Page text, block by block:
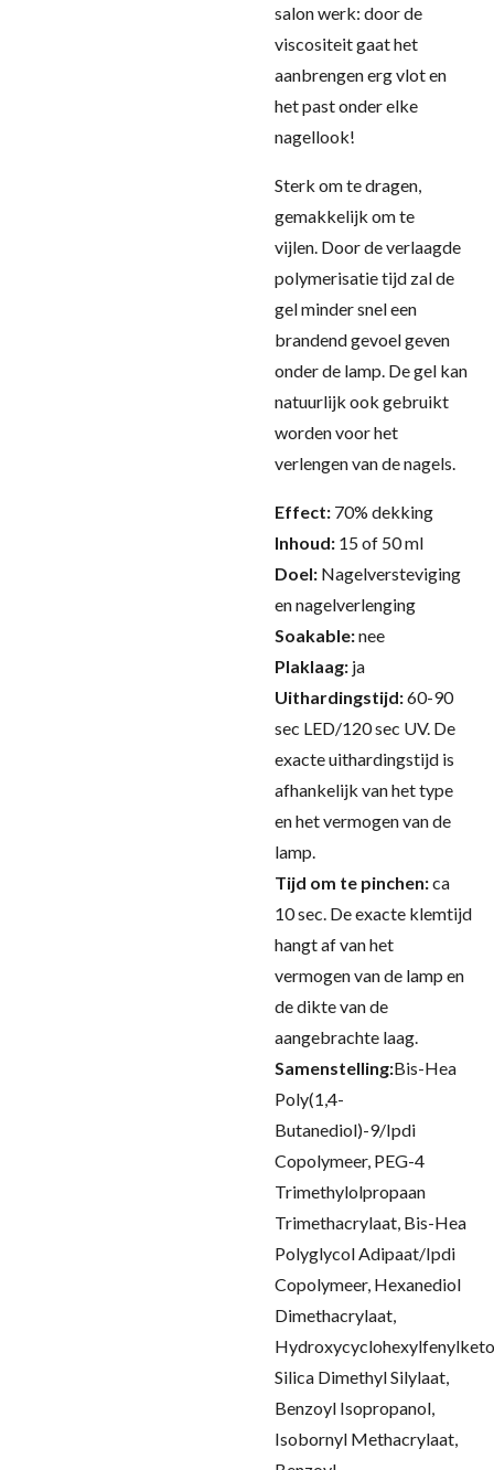
salon werk: door de
viscositeit gaat het
aanbrengen erg vlot en
het past onder elke
nagellook!
Sterk om te dragen,
gemakkelijk om te
vijlen. Door de verlaagde
polymerisatie tijd zal de
gel minder snel een
brandend gevoel geven
onder de lamp. De gel kan
natuurlijk ook gebruikt
worden voor het
verlengen van de nagels.
Effect: 70% dekking
Inhoud: 15 of 50 ml
Doel: Nagelversteviging
en nagelverlenging
Soakable:nee
Plaklaag: ja
Uithardingstijd:60-90
sec LED/120 sec UV. De
exacte uithardingstijd is
afhankelijk van het type
en het vermogen van de
lamp.
Tijd om te pinchen:ca
10 sec. De exacte klemtijd
hangt af van het
vermogen van de lamp en
de dikte van de
aangebrachte laag.
Samenstelling:Bis-Hea
Poly(1,4-
Butanediol)-9/Ipdi
Copolymeer, PEG-4
Trimethylolpropaan
Trimethacrylaat, Bis-Hea
Polyglycol Adipaat/Ipdi
Copolymeer, Hexanediol
Dimethacrylaat,
Silica Dimethyl Silylaat,
Benzoyl Isopropanol,
Isobornyl Methacrylaat,